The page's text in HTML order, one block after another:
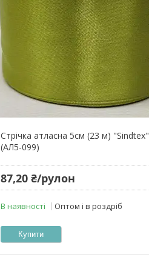
Стрічка атласна 5см (23 м) "Sindtex"
(АЛ5-099)
87,20 ₴/рулон
В наявності Оптом і в роздріб
Купити